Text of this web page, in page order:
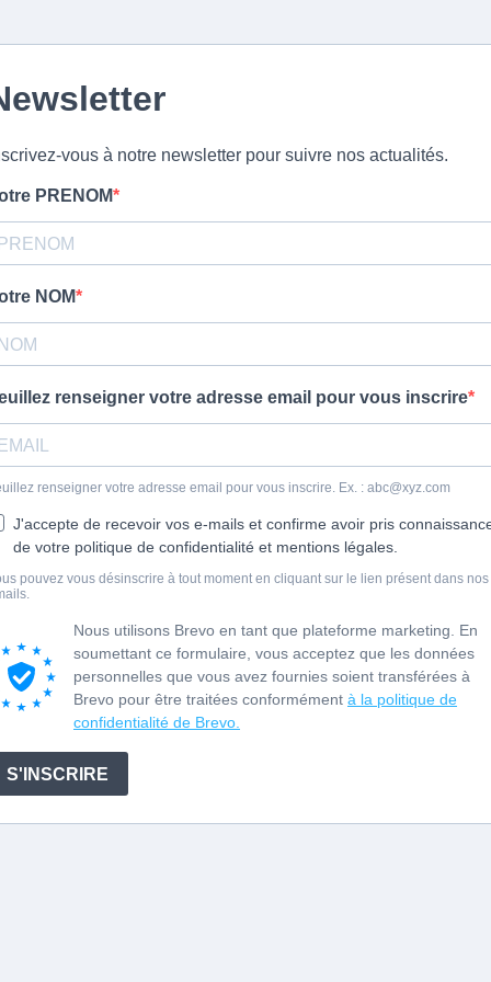
vous à notre newsletter pour suivre nos actualités.
PRENOM
NOM
renseigner votre adresse email pour vous inscrire
renseigner votre adresse email pour vous inscrire. Ex. : abc@xyz.com
J'accepte de recevoir vos e-mails et confirme avoir pris
de votre politique de confidentialité et mentions légales.
pouvez vous désinscrire à tout moment en cliquant sur le lien présent dans nos
Nous utilisons Brevo en tant que plateforme marketing. En
soumettant ce formulaire, vous acceptez que les données
personnelles que vous avez fournies soient transférées à
Brevo pour être traitées conformément à la politique de
confidentialité de Brevo.
S'INSCRIRE